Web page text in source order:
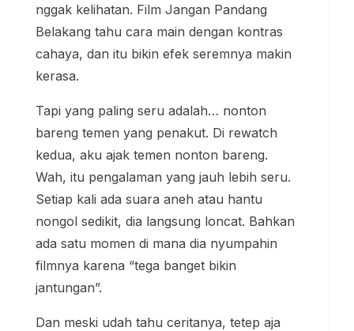
nggak kelihatan. Film Jangan Pandang
Belakang tahu cara main dengan kontras
cahaya, dan itu bikin efek seremnya makin
kerasa.
Tapi yang paling seru adalah… nonton
bareng temen yang penakut. Di rewatch
kedua, aku ajak temen nonton bareng.
Wah, itu pengalaman yang jauh lebih seru.
Setiap kali ada suara aneh atau hantu
nongol sedikit, dia langsung loncat. Bahkan
ada satu momen di mana dia nyumpahin
filmnya karena “tega banget bikin
jantungan”.
Dan meski udah tahu ceritanya, tetep aja